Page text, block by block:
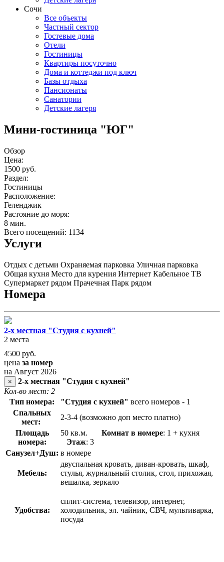
Сочи
Все объекты
Частный сектор
Гостевые дома
Отели
Гостиницы
Квартиры посуточно
Дома и коттеджи под ключ
Базы отдыха
Пансионаты
Санатории
Детские лагеря
Мини-гостиница "ЮГ"
Обзор
Цена:
1500 руб.
Раздел:
Гостиницы
Расположение:
Геленджик
Растояние до моря:
8 мин.
Всего посещений: 1134
Услуги
Отдых с детьми Охраняемая парковка Уличная парковка
Общая кухня Место для курения Интернет Кабельное ТВ
Супермаркет рядом Прачечная Парк рядом
Номера
2-х местная "Студия с кухней"
2 места
4500 руб.
цена за номер
на Август 2026
×
2-х местная "Студия с кухней"
Кол-во мест: 2
Тип номера:
"Студия с кухней" всего номеров - 1
Спальных
мест:
2-3-4 (возможно доп место платно)
Площадь
номера:
50 кв.м. Комнат в номере: 1 + кухня
Этаж: 3
Санузел+Душ: в номере
Мебель:
двуспальная кровать, диван-кровать, шкаф,
стулья, журнальный столик, стол, прихожая,
вешалка, зеркало
Удобства:
сплит-система, телевизор, интернет,
холодильник, эл. чайник, СВЧ, мультиварка,
посуда